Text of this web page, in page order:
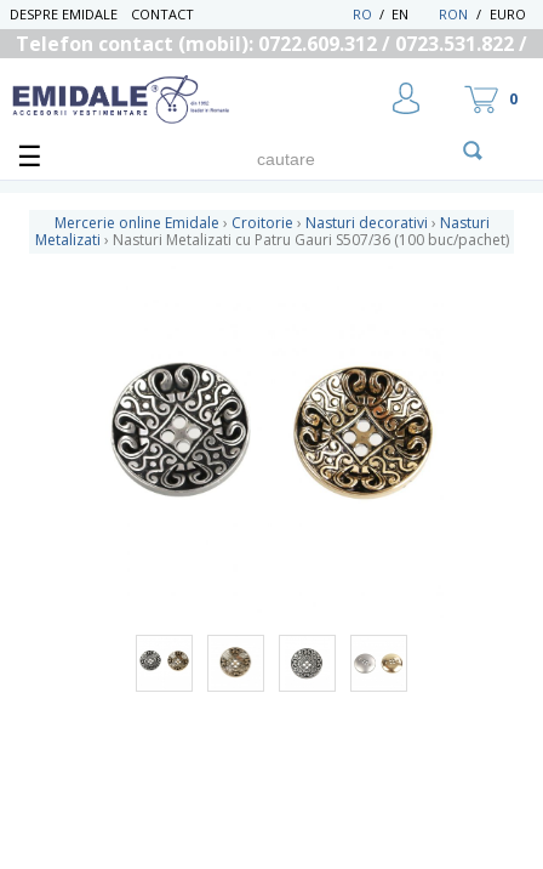
DESPRE EMIDALE CONTACT RON / EURO
EN
/
RO
Telefon contact (mobil): 0722.609.312 / 0723.531.822 /
0
Mercerie online Emidale › Croitorie › Nasturi decorativi › Nasturi
Metalizati › Nasturi Metalizati cu Patru Gauri S507/36 (100 buc/pachet)